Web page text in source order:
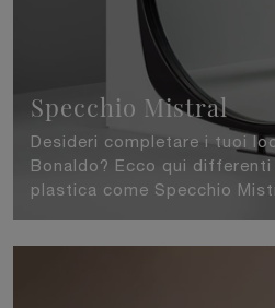
Specchio Mistral
Desideri completare i tuoi
Bonaldo? Ecco qui
plastica come Specchio